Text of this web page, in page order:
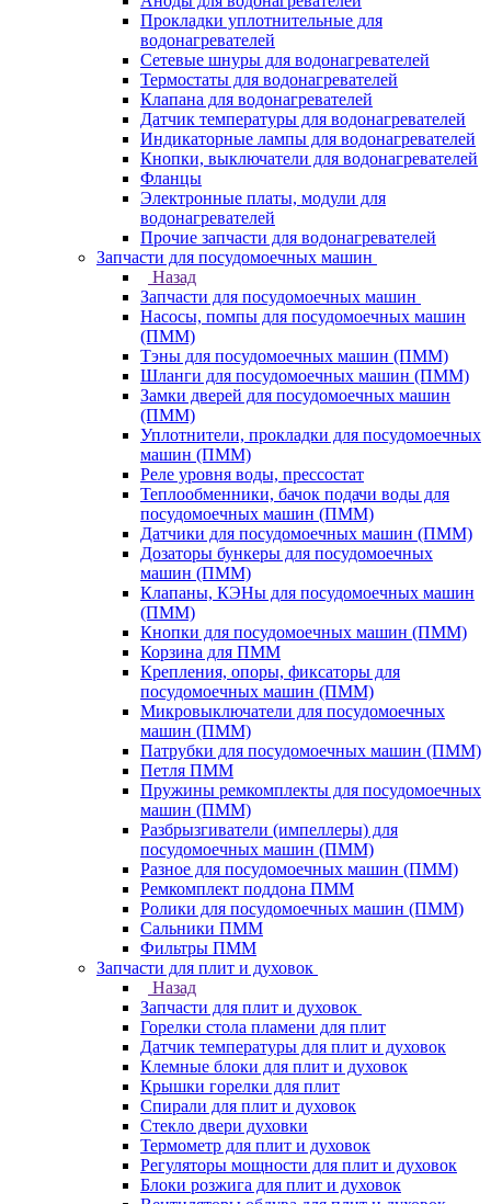
Прокладки уплотнительные для
водонагревателей
Сетевые шнуры для водонагревателей
Термостаты для водонагревателей
Клапана для водонагревателей
Датчик температуры для водонагревателей
Индикаторные лампы для водонагревателей
Кнопки, выключатели для водонагревателей
Фланцы
Электронные платы, модули для
водонагревателей
Прочие запчасти для водонагревателей
Запчасти для посудомоечных машин
Назад
Запчасти для посудомоечных машин
Насосы, помпы для посудомоечных машин
(ПММ)
Тэны для посудомоечных машин (ПММ)
Шланги для посудомоечных машин (ПММ)
Замки дверей для посудомоечных машин
(ПММ)
Уплотнители, прокладки для посудомоечных
машин (ПММ)
Реле уровня воды, прессостат
Теплообменники, бачок подачи воды для
посудомоечных машин (ПММ)
Датчики для посудомоечных машин (ПММ)
Дозаторы бункеры для посудомоечных
машин (ПММ)
Клапаны, КЭНы для посудомоечных машин
(ПММ)
Кнопки для посудомоечных машин (ПММ)
Корзина для ПММ
Крепления, опоры, фиксаторы для
посудомоечных машин (ПММ)
Микровыключатели для посудомоечных
машин (ПММ)
Патрубки для посудомоечных машин (ПММ)
Петля ПММ
Пружины ремкомплекты для посудомоечных
машин (ПММ)
Разбрызгиватели (импеллеры) для
посудомоечных машин (ПММ)
Разное для посудомоечных машин (ПММ)
Ремкомплект поддона ПММ
Ролики для посудомоечных машин (ПММ)
Сальники ПММ
Фильтры ПММ
Запчасти для плит и духовок
Назад
Запчасти для плит и духовок
Горелки стола пламени для плит
Датчик температуры для плит и духовок
Клемные блоки для плит и духовок
Крышки горелки для плит
Спирали для плит и духовок
Стекло двери духовки
Термометр для плит и духовок
Регуляторы мощности для плит и духовок
Блоки розжига для плит и духовок